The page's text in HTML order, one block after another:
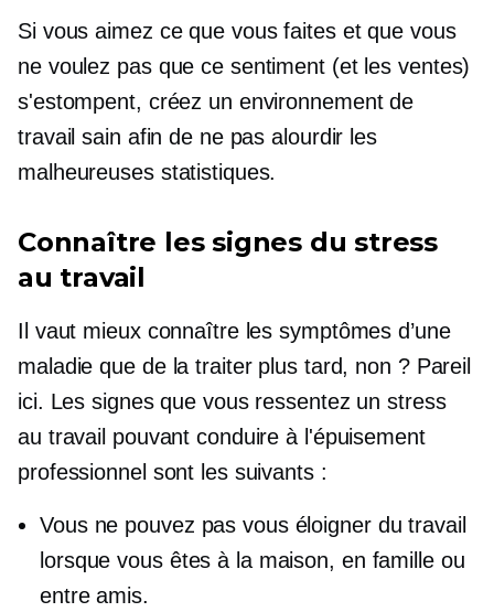
Si vous aimez ce que vous faites et que vous
ne voulez pas que ce sentiment (et les ventes)
s'estompent, créez un environnement de
travail sain afin de ne pas alourdir les
malheureuses statistiques.
Connaître les signes du stress
au travail
Il vaut mieux connaître les symptômes d’une
maladie que de la traiter plus tard, non ? Pareil
ici. Les signes que vous ressentez un stress
au travail pouvant conduire à l'épuisement
professionnel sont les suivants :
Vous ne pouvez pas vous éloigner du travail
lorsque vous êtes à la maison, en famille ou
entre amis.